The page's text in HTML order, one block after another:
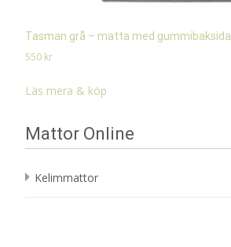
Tasman grå – matta med gummibaksida
550 kr
Läs mera & köp
Mattor Online
Kelimmattor